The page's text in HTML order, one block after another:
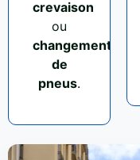
crevaison
ou
changement
de
pneus.